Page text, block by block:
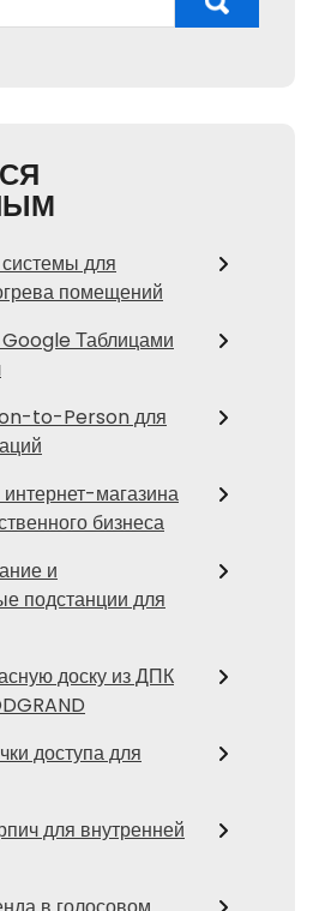
для
помещений
Таблицами
to-Person для
магазина
бизнеса
и
подстанции для
доску из ДПК
доступа для
для внутренней